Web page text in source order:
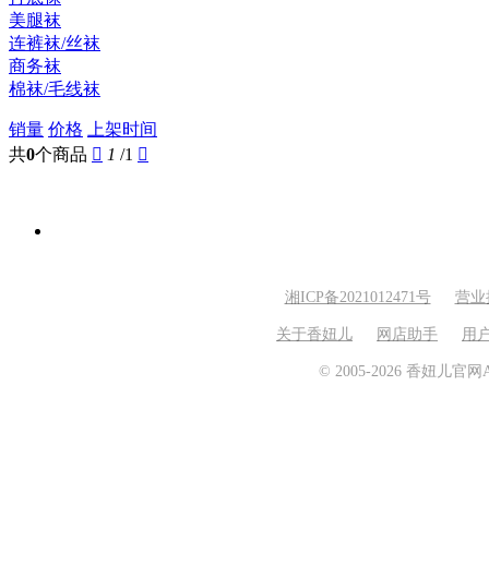
美腿袜
连裤袜/丝袜
商务袜
棉袜/毛线袜
销量 价格 上架时间
共0个商品  1 /1 
湘ICP备2021012471号 营业
关于香妞儿 网店助手 用
© 2005-2026 香妞儿官